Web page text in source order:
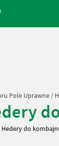
Pole Uprawne /
do